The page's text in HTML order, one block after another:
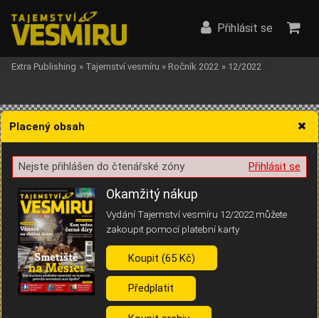
Žádost o souhlas s ukládáním volitelných informací
Pro základní fungování webu nepotřebujeme ukládat žádné informace
(tzv. cookies apod.). Rádi bychom vás ale požádali o souhlas s
uložením volitelných informací:
Anonymní unikátní ID
Přihlásit se
Extra Publishing » Tajemství vesmíru » Ročník 2022 » 12/2022
Placený obsah
Přihlásit se
Nejste přihlášen do čtenářské zóny
Okamžitý nákup
Vydání Tajemství vesmíru 12/2022 můžete
zakoupit pomocí platební karty
Koupit (65 Kč)
Předplatit